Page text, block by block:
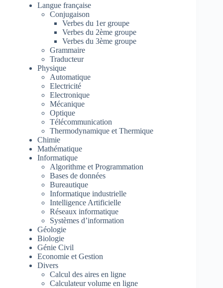
Langue française
Conjugaison
Verbes du 1er groupe
Verbes du 2ème groupe
Verbes du 3ème groupe
Grammaire
Traducteur
Physique
Automatique
Electricité
Electronique
Mécanique
Optique
Télécommunication
Thermodynamique et Thermique
Chimie
Mathématique
Informatique
Algorithme et Programmation
Bases de données
Bureautique
Informatique industrielle
Intelligence Artificielle
Réseaux informatique
Systèmes d’information
Géologie
Biologie
Génie Civil
Economie et Gestion
Divers
Calcul des aires en ligne
Calculateur volume en ligne